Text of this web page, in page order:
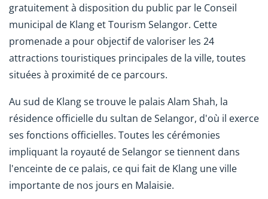
gratuitement à disposition du public par le Conseil
municipal de Klang et Tourism Selangor. Cette
promenade a pour objectif de valoriser les 24
attractions touristiques principales de la ville, toutes
situées à proximité de ce parcours.
Au sud de Klang se trouve le palais Alam Shah, la
résidence officielle du sultan de Selangor, d'où il exerce
ses fonctions officielles. Toutes les cérémonies
impliquant la royauté de Selangor se tiennent dans
l'enceinte de ce palais, ce qui fait de Klang une ville
importante de nos jours en Malaisie.